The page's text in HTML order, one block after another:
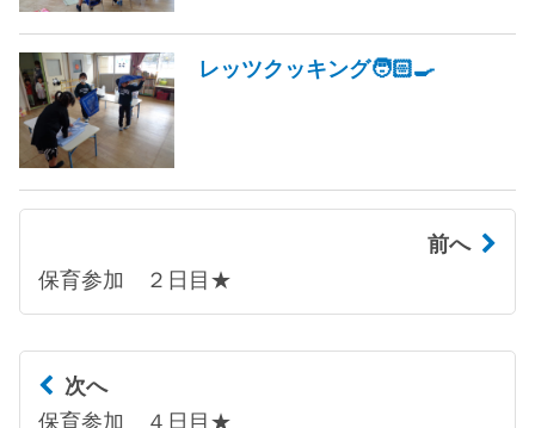
レッツクッキング🧑🏻‍🍳
前へ
保育参加 ２日目★
次へ
保育参加 ４日目★